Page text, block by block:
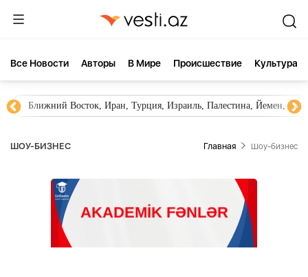
Все Новости Aвторы В Мире Происшествие Культура
Ближний Восток, Иран, Турция, Израиль, Палестина, Йемен,
ШОУ-БИЗНЕС Главная Шоу-бизнес